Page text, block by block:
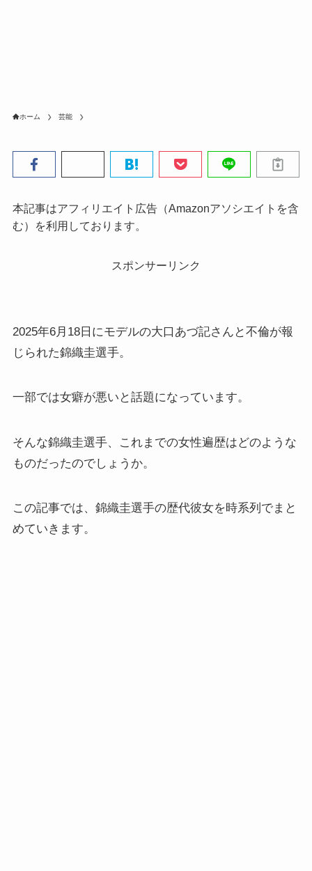
ホーム 芸能
本記事はアフィリエイト広告（Amazonアソシエイトを含
む）を利用しております。
スポンサーリンク
2025年6月18日にモデルの大口あづ記さんと不倫が報
じられた錦織圭選手。
一部では女癖が悪いと話題になっています。
そんな錦織圭選手、これまでの女性遍歴はどのような
ものだったのでしょうか。
この記事では、錦織圭選手の歴代彼女を時系列でまと
めていきます。